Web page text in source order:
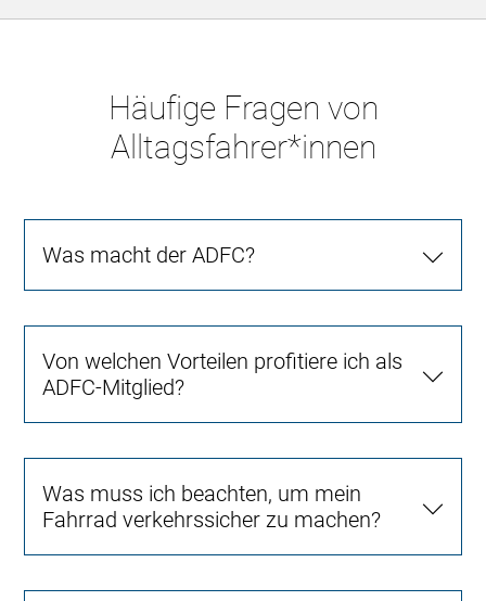
Häufige Fragen von
Alltagsfahrer*innen
Was macht der ADFC?
Von welchen Vorteilen profitiere ich als
ADFC-Mitglied?
Was muss ich beachten, um mein
Fahrrad verkehrssicher zu machen?